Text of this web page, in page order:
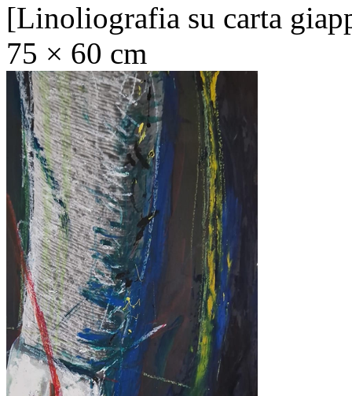
[Linoliografia su carta
75 × 60 cm